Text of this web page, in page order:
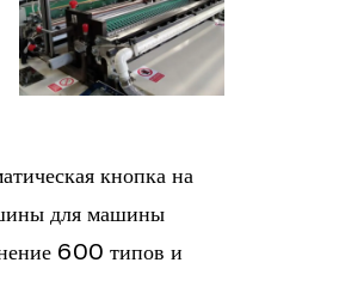
кнопка на
для машины
600 типов и